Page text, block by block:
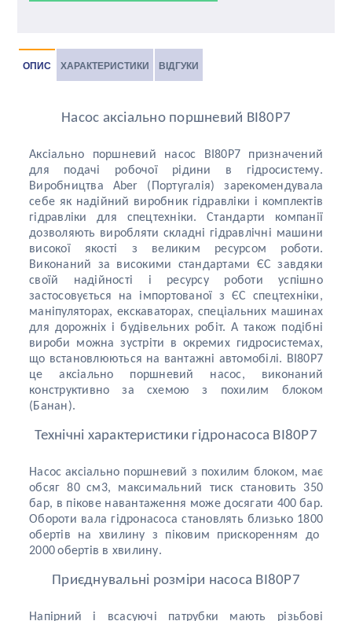
ОПИС ХАРАКТЕРИСТИКИ ВІДГУКИ
Насос аксіально поршневий BI80P7
Аксіально поршневий насос BI80P7 призначений
для подачі робочої рідини в гідросистему.
Виробництва Aber (Португалія) зарекомендувала
себе як надійний виробник гідравліки і комплектів
гідравліки для спецтехніки. Стандарти компанії
дозволяють виробляти складні гідравлічні машини
високої якості з великим ресурсом роботи.
Виконаний за високими стандартами ЄС завдяки
своїй надійності і ресурсу роботи успішно
застосовується на імпортованої з ЄС спецтехніки,
маніпуляторах, екскаваторах, спеціальних машинах
для дорожніх і будівельних робіт. А також подібні
вироби можна зустріти в окремих гидросистемах,
що встановлюються на вантажні автомобілі. BI80P7
це аксіально поршневий насос, виконаний
конструктивно за схемою з похилим блоком
(Банан).
Технічні характеристики гідронасоса BI80P7
Насос аксіально поршневий з похилим блоком, має
обсяг 80 см3, максимальний тиск становить 350
бар, в піковенавантаження може досягати 400 бар.
Обороти вала гідронасоса становлять близько 1800
обертів на хвилину з піковим прискоренням до
2000 обертів в хвилину.
Приєднувальні розміри насоса BI80P7
Напірний і всасуючі патрубки мають різьбові